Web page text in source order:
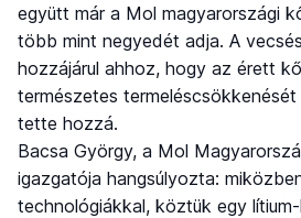
együtt már a Mol magyarországi
több mint negyedét adja. A
hozzájárul ahhoz, hogy az érett
természetes
tette hozzá.
Bacsa György, a Mol
igazgatója hangsúlyozta:
technológiákkal, köztük egy